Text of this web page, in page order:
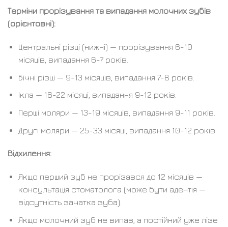
Терміни прорізування та випадання молочних зубів
(орієнтовні):
Центральні різці (нижні) — прорізування 6-10
місяців, випадання 6-7 років.
Бічні різці — 9-13 місяців, випадання 7-8 років.
Ікла — 16-22 місяці, випадання 9-12 років.
Перші моляри — 13-19 місяців, випадання 9-11 років.
Другі моляри — 25-33 місяці, випадання 10-12 років.
Відхилення:
Якщо перший зуб не прорізався до 12 місяців —
консультація стоматолога (може бути адентія —
відсутність зачатка зуба).
Якщо молочний зуб не випав, а постійний уже лізе